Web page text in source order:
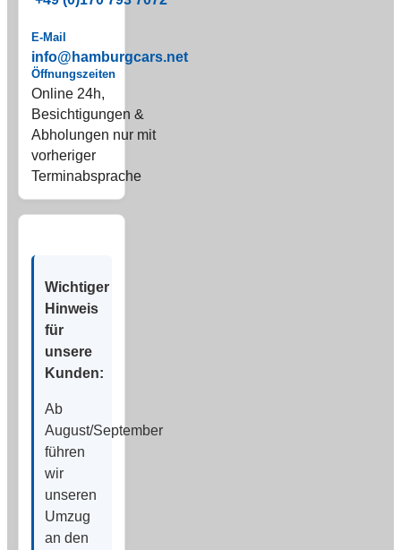
E-Mail
info@hamburgcars.net
Öffnungszeiten
Online 24h,
Besichtigungen &
Abholungen nur mit
vorheriger
Terminabsprache
Wichtiger
Hinweis
für
unsere
Kunden:
Ab
August/September
führen
wir
unseren
Umzug
an den